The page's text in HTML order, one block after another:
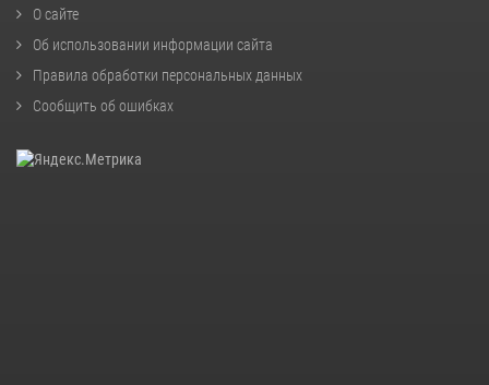
О сайте
Об использовании информации сайта
Правила обработки персональных данных
Сообщить об ошибках